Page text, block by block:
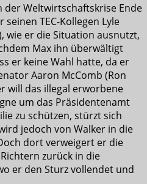
der Weltwirtschaftskrise Ende
TEC-Kollegen Lyle
wie er die Situation ausnutzt,
Max ihn überwältigt
er keine Wahl hatte, da er
Aaron McComb (Ron
will das illegal erworbene
um das Präsidentenamt
zu schützen, stürzt sich
jedoch von Walker in die
dort verweigert er die
zurück in die
er den Sturz vollendet und